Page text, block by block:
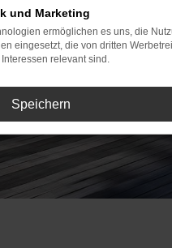
und Marketing
ermöglichen es uns, die
eingesetzt, die von dritten
relevant sind.
Speichern